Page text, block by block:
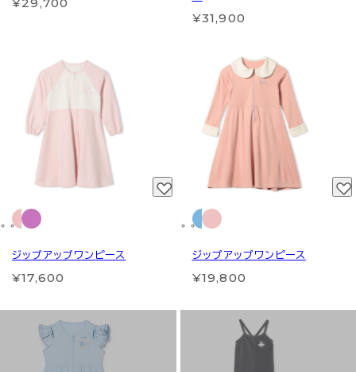
¥31,900
ジップアップワンピース
¥17,600
ジップアップワンピース
¥19,800